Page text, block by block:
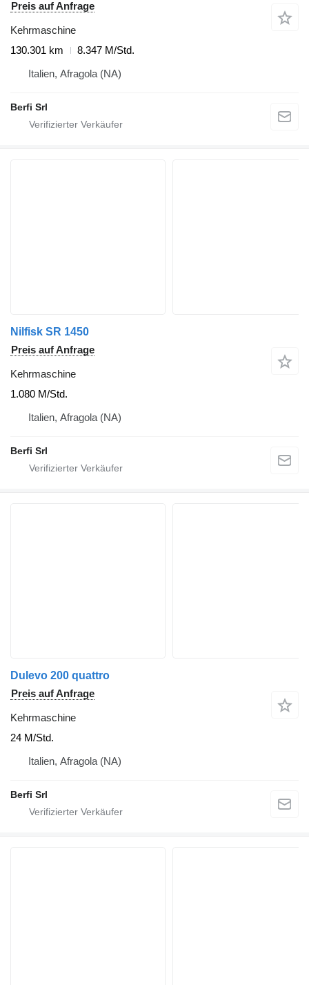
Preis auf Anfrage
Kehrmaschine
130.301 km
8.347 M/Std.
Italien, Afragola (NA)
Berfi Srl
Nilfisk SR 1450
Preis auf Anfrage
Kehrmaschine
1.080 M/Std.
Italien, Afragola (NA)
Berfi Srl
Dulevo 200 quattro
Preis auf Anfrage
Kehrmaschine
24 M/Std.
Italien, Afragola (NA)
Berfi Srl